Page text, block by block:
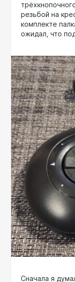
резьбой на
комплекте
ожидал, что
Сначала я